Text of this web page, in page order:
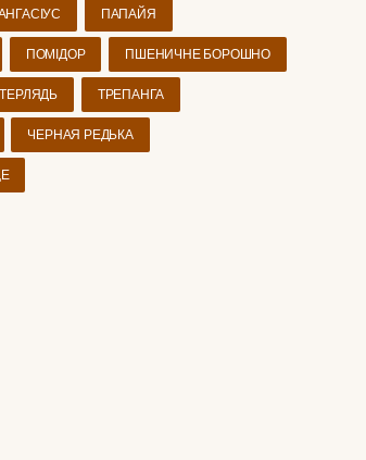
ПАПАЙЯ
ПОМІДОР ПШЕНИЧНЕ БОРОШНО
ТРЕПАНГА
ЧЕРНАЯ РЕДЬКА